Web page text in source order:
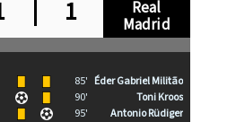
| 1 Real
Madrid
85' Éder Gabriel Militão
90'
Toni Kroos
95'
Antonio Rüdiger